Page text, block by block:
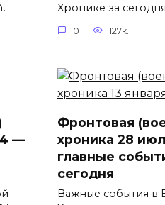
Хронике за
0 127к.
—
Фронтовая
хроника 28
главные
сегодня
Важные события в